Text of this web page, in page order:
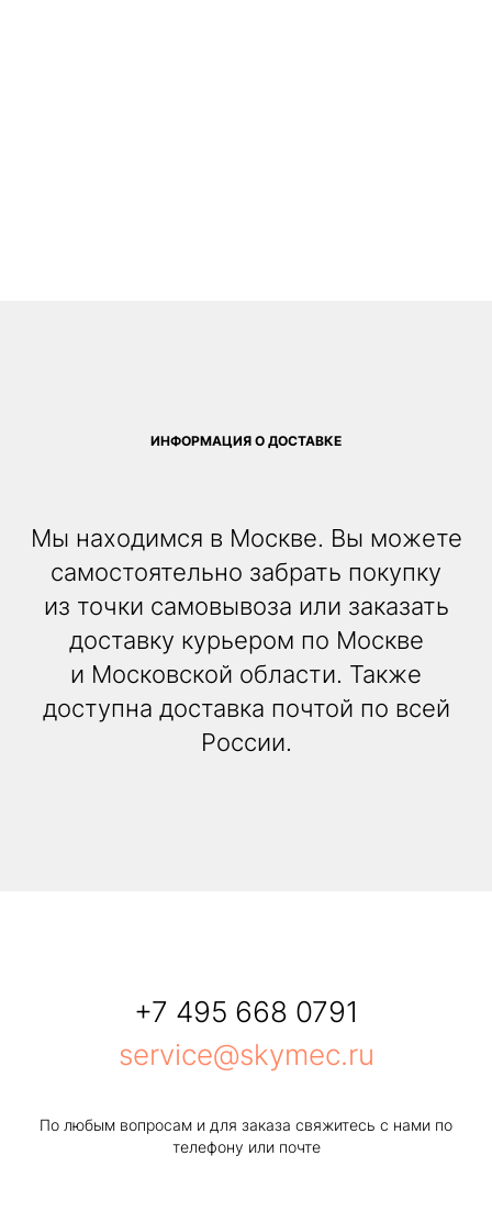
ИНФОРМАЦИЯ О ДОСТАВКЕ
Мы находимся в Москве. Вы можете
самостоятельно забрать покупку
из точки самовывоза или заказать
доставку курьером по Москве
и Московской области. Также
доступна доставка почтой по всей
России.
+7 495 668 0791
service@skymec.ru
По любым вопросам и для заказа свяжитесь с нами по
телефону или почте